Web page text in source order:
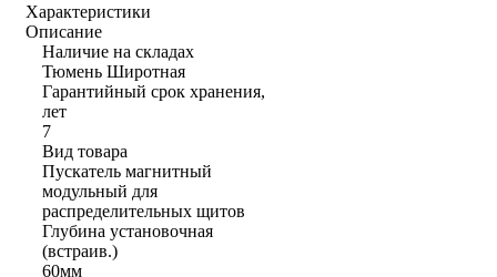
Характеристики
Описание
Наличие на складах
Тюмень Широтная
Гарантийный срок хранения,
лет
7
Вид товара
Пускатель магнитный
модульный для
распределительных щитов
Глубина установочная
(встраив.)
60мм